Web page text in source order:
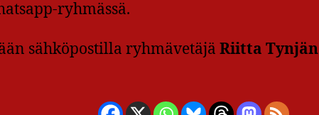
ryhmässä.
sähköpostilla ryhmävetäjä Riitta Tynjän